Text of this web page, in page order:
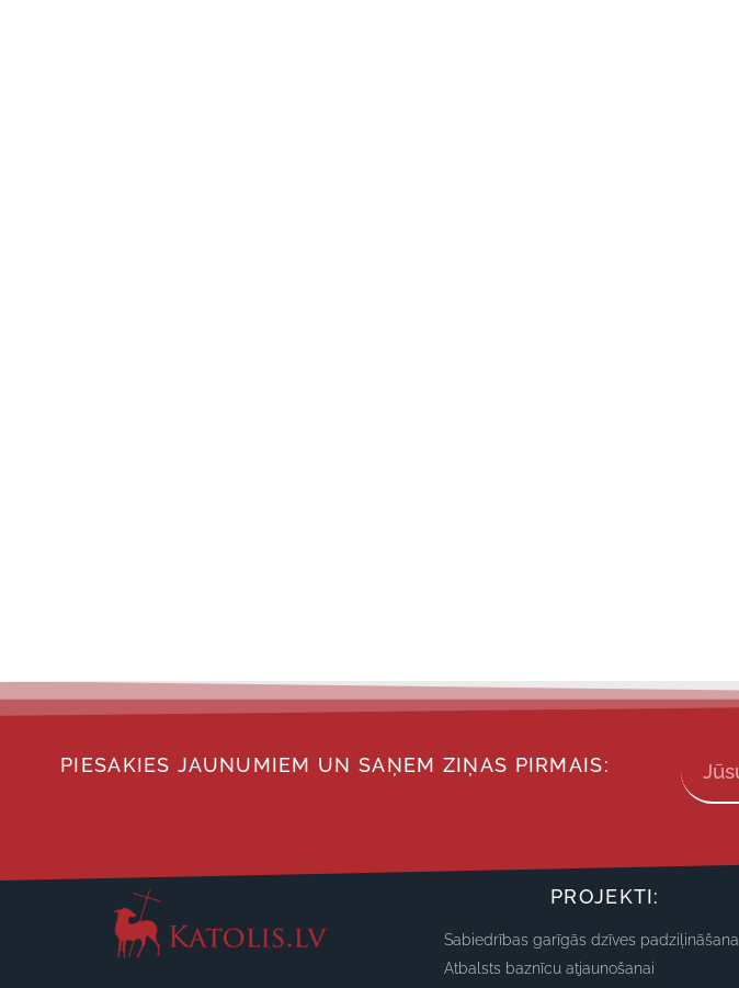
PIESAKIES JAUNUMIEM UN SAŅEM ZIŅAS PIRMAIS:
PROJEKTI:
Sabiedrības garīgās dzīves padziļināšana
Atbalsts baznīcu atjaunošanai